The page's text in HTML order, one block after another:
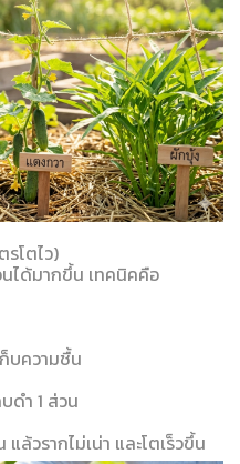
โตไว)
ได้มากขึ้น เทคนิคคือ
บความชื้น
ดำ 1 ส่วน
ล้วรากไม่เน่า และโตเร็วขึ้น